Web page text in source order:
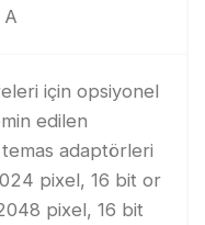
için opsiyonel
edilen
adaptörleri
pixel, 16 bit or
pixel, 16 bit